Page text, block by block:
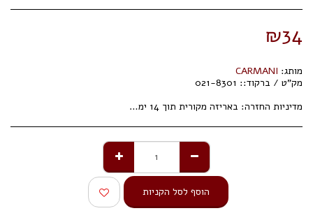
₪34
מותג: CARMANI
מק"ט / ברקוד:: 021-8301
מדיניות החזרה: באריזה מקורית תוך 14 ימי עסקים.
הוסף לסל הקניות